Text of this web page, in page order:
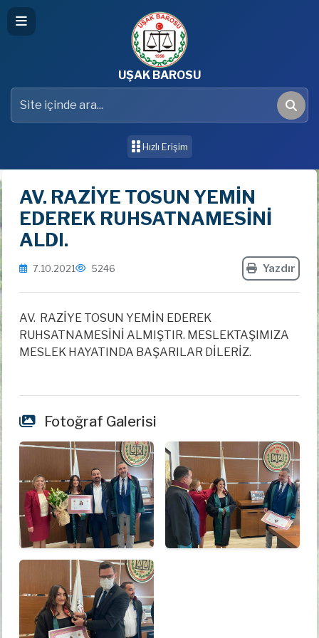
UŞAK BAROSU
Site içinde ara
Ara
Hızlı Erişim
AV. RAZİYE TOSUN YEMİN
EDEREK RUHSATNAMESİNİ
ALDI.
7.10.2021 5246 Yazdır
AV. RAZİYE TOSUN YEMİN EDEREK
RUHSATNAMESİNİ ALMIŞTIR. MESLEKTAŞIMIZA
MESLEK HAYATINDA BAŞARILAR DİLERİZ.
Fotoğraf Galerisi